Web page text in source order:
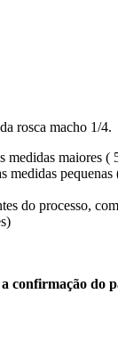
rosca macho 1/4.
maiores (
do processo,
confirmação do